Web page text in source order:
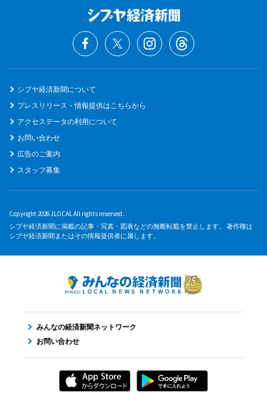
シブヤ経済新聞について
プレスリリース・情報提供はこちらから
アクセスデータの利用について
お問い合わせ
広告のご案内
スタッフ募集
Copyright 2026 JLOCAL All rights reserved.
シブヤ経済新聞に掲載の記事・写真・図表などの無断転載を禁止します。 著作権は
シブヤ経済新聞またはその情報提供者に属します。
みんなの経済新聞ネットワーク
お問い合わせ